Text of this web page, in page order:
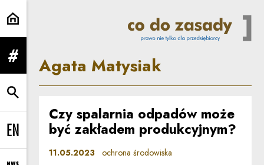
Agata Matysiak | Co do zasady
rozwiń menu
rozwiń wyszukiwarkę
Change language to EN
Agata Matysiak
Czy spalarnia odpadów może
być zakładem produkcyjnym?
11.05.2023 ochrona środowiska